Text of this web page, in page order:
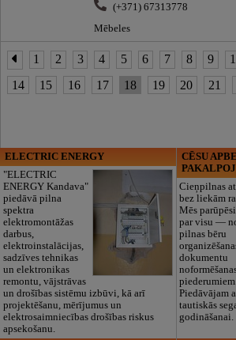
(+371) 67313778
Mēbeles
1 2 3 4 5 6 7 8 9
14
15 16 17 18 19 20 21
ELECTRIC ENERGY
"ELECTRIC
ENERGY Kandava"
piedāvā pilna
spektra
elektromontāžas
darbus,
elektroinstalācijas,
sadzīves tehnikas
un elektronikas
remontu, vājstrāvas
un drošības sistēmu izbūvi, kā arī
projektēšanu, mērījumus un
elektrosaimniecības drošības riskus
apsekošanu.
CĒSU
Cieņpilnas
bez liekām
Mēs
par visu —
pilnas bēru
dokumentu
Piedāvājam
tautiskās
godināšanai.